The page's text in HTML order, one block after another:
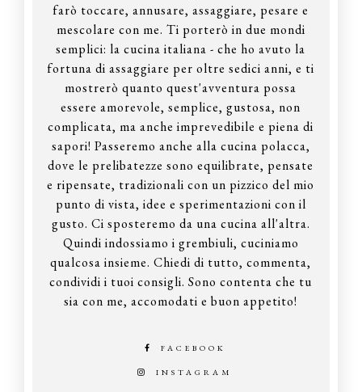
farò toccare, annusare, assaggiare, pesare e
mescolare con me. Ti porterò in due mondi
semplici: la cucina italiana - che ho avuto la
fortuna di assaggiare per oltre sedici anni, e ti
mostrerò quanto quest'avventura possa
essere amorevole, semplice, gustosa, non
complicata, ma anche imprevedibile e piena di
sapori! Passeremo anche alla cucina polacca,
dove le prelibatezze sono equilibrate, pensate
e ripensate, tradizionali con un pizzico del mio
punto di vista, idee e sperimentazioni con il
gusto. Ci sposteremo da una cucina all'altra.
Quindi indossiamo i grembiuli, cuciniamo
qualcosa insieme. Chiedi di tutto, commenta,
condividi i tuoi consigli. Sono contenta che tu
sia con me, accomodati e buon appetito!
FACEBOOK
INSTAGRAM